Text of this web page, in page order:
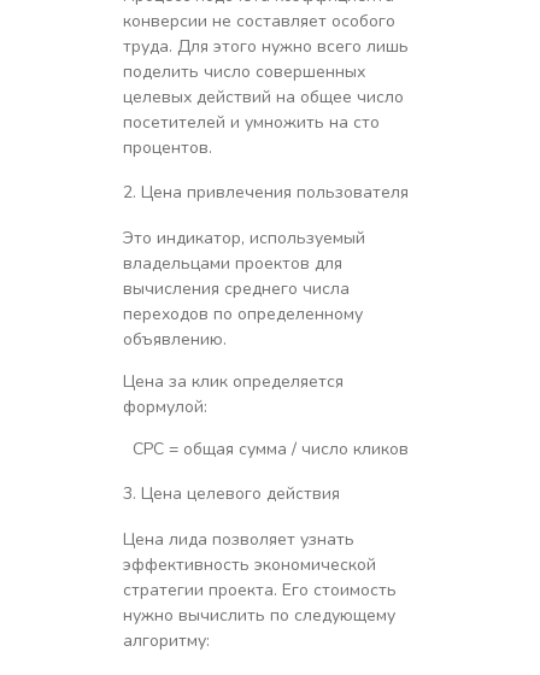
конверсии не составляет особого
труда. Для этого нужно всего лишь
поделить число совершенных
целевых действий на общее число
посетителей и умножить на сто
процентов.
Цена привлечения пользователя
Это индикатор, используемый
владельцами проектов для
вычисления среднего числа
переходов по определенному
объявлению.
Цена за клик определяется
формулой:
СРС = общая сумма / число кликов
Цена целевого действия
Цена лида позволяет узнать
эффективность экономической
стратегии проекта. Его стоимость
нужно вычислить по следующему
алгоритму: